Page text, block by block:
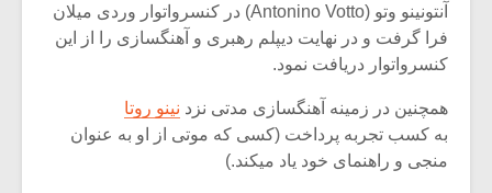
آنتونینو وتو (Antonino Votto) در کنسرواتوار وردی میلان
فرا گرفت و در نهایت دیپلم رهبری و آهنگسازی را از این
کنسرواتوار دریافت نمود.
همچنین در زمینه آهنگسازی مدتی نزد نینو روتا
به کسب تجربه پرداخت (کسی که موتی از او به عنوان
منجی و راهنمای خود یاد میکند.)